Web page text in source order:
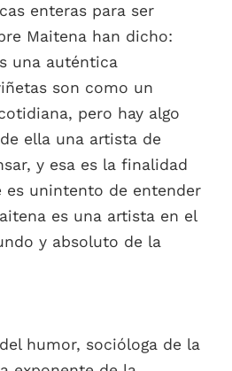
enteras para ser
Maitena han dicho:
una auténtica
son como un
pero hay algo
ella una artista de
y esa es la finalidad
es unintento de entender
es una artista en el
y absoluto de la
humor, socióloga de la